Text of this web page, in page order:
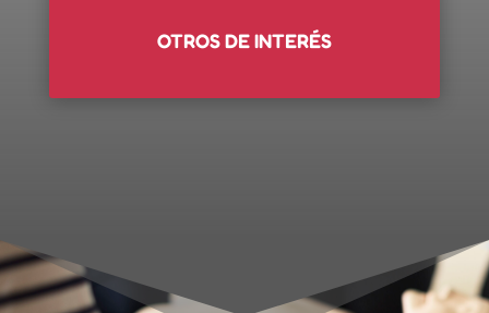
OTROS DE INTERÉS